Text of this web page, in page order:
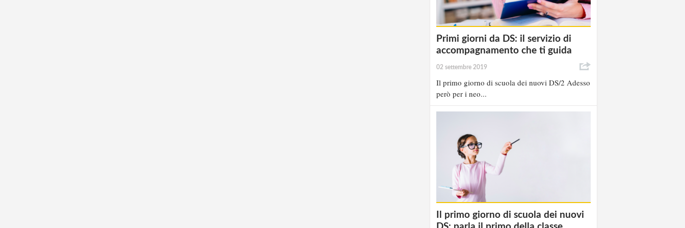
Primi giorni da DS: il servizio di
accompagnamento che ti guida
02 settembre 2019
Il primo giorno di scuola dei nuovi DS/2 Adesso
però per i neo...
Il primo giorno di scuola dei nuovi